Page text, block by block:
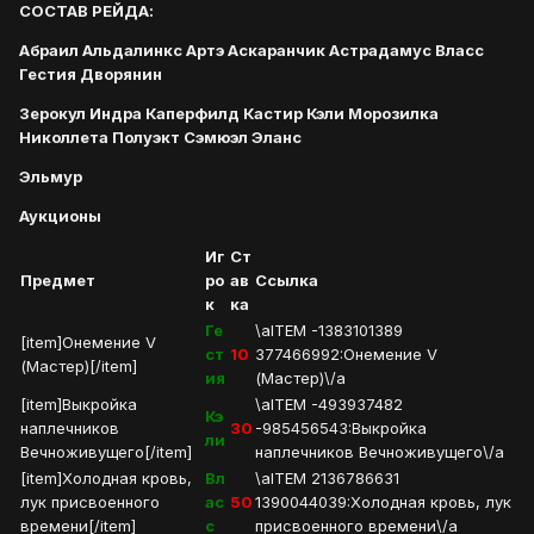
СОСТАВ РЕЙДА:
Абраил Альдалинкс Артэ Аскаранчик Астрадамус Власс
Гестия Дворянин
Зерокул Индра Каперфилд Кастир Кэли Морозилка
Николлета Полуэкт Сэмюэл Эланс
Эльмур
Аукционы
Предмет
Иг
ро
к
Ст
ав
ка
Ссылка
[item]Онемение V
(Мастер)[/item]
Ге
ст
ия
10
\aITEM -1383101389
377466992:Онемение V
(Мастер)\/a
[item]Выкройка
наплечников
Вечноживущего[/item]
Кэ
ли
30
\aITEM -493937482
-985456543:Выкройка
наплечников Вечноживущего\/a
[item]Холодная кровь,
лук присвоенного
времени[/item]
Вл
ас
с
50
\aITEM 2136786631
1390044039:Холодная кровь, лук
присвоенного времени\/a